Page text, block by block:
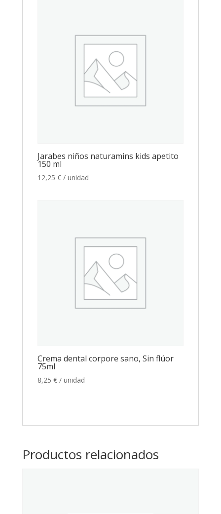
Jarabes niños naturamins kids apetito
150 ml
12,25 € / unidad
Crema dental corpore sano, Sin flúor
75ml
8,25 € / unidad
Productos relacionados